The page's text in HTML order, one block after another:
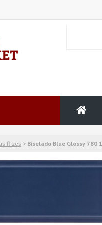
flīzes > Biselado Blue Glossy 780